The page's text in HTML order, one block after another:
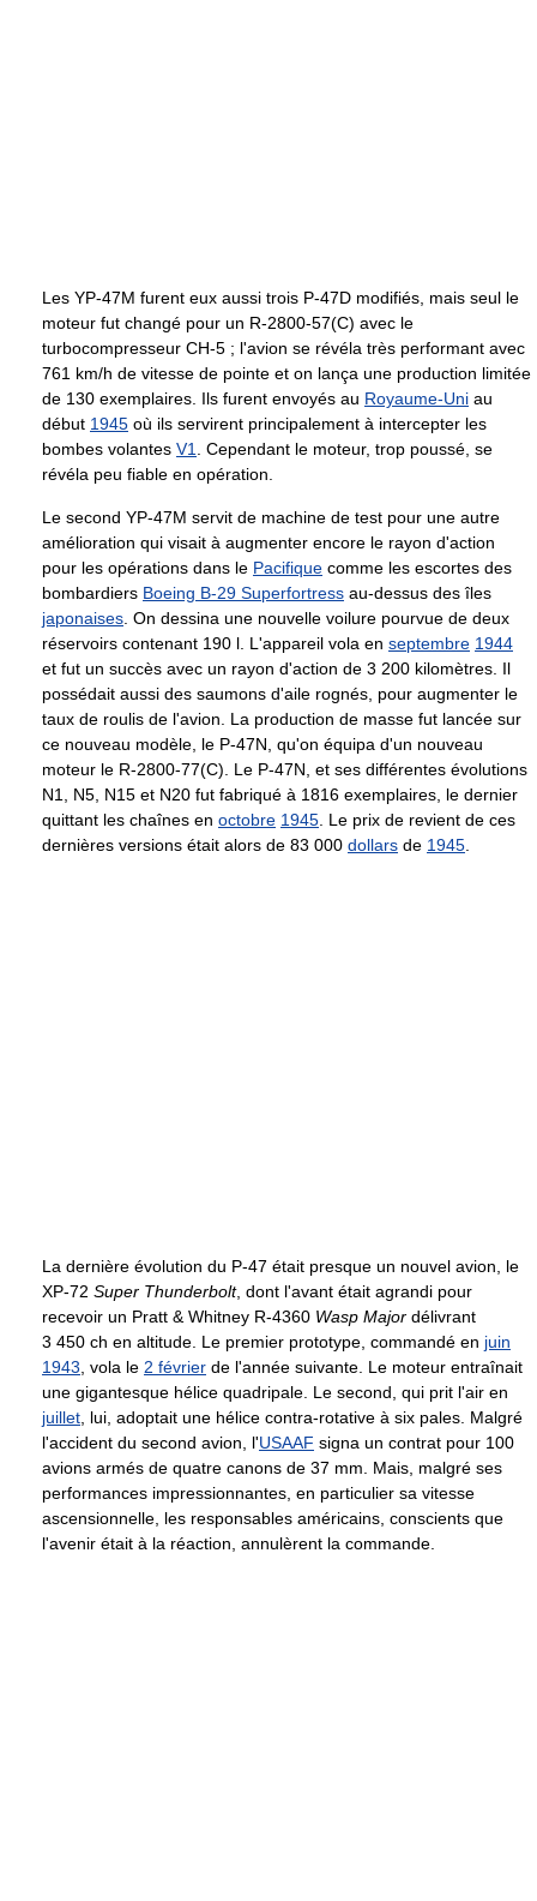
Les YP-47M furent eux aussi trois P-47D modifiés, mais seul le
moteur fut changé pour un R-2800-57(C) avec le
turbocompresseur CH-5 ; l'avion se révéla très performant avec
761 km/h de vitesse de pointe et on lança une production limitée
de 130 exemplaires. Ils furent envoyés au Royaume-Uni au
début 1945 où ils servirent principalement à intercepter les
bombes volantes V1
. Cependant le moteur, trop poussé, se
révéla peu fiable en opération.
Le second YP-47M servit de machine de test pour une autre
amélioration qui visait à augmenter encore le rayon d'action
pour les opérations dans le Pacifique comme les escortes des
bombardiers Boeing B-29 Superfortress au-dessus des îles
japonaises . On dessina une nouvelle voilure pourvue de deux
réservoirs contenant 190 l . L'appareil vola en septembre 1944
et fut un succès avec un rayon d'action de 3 200 kilomètres. Il
possédait aussi des saumons d'aile rognés, pour augmenter le
taux de roulis de l'avion. La production de masse fut lancée sur
ce nouveau modèle, le P-47N, qu'on équipa d'un nouveau
moteur le R-2800-77(C). Le P-47N, et ses différentes évolutions
N1, N5, N15 et N20 fut fabriqué à 1816 exemplaires, le dernier
quittant les chaînes en octobre 1945 . Le prix de revient de ces
dernières versions était alors de 83 000 dollars de 1945
La dernière évolution du P-47 était presque un nouvel avion, le
XP-72 Super Thunderbolt, dont l'avant était agrandi pour
recevoir un Pratt & Whitney R-4360 Wasp Major délivrant
3 450 ch en altitude. Le premier prototype, commandé en juin
1943 , vola le 2 février de l'année suivante. Le moteur entraînait
une gigantesque hélice quadripale. Le second, qui prit l'air en
juillet , lui, adoptait une hélice contra-rotative à six pales. Malgré
l'accident du second avion, l'USAAF signa un contrat pour 100
avions armés de quatre canons de 37 mm . Mais, malgré ses
performances impressionnantes, en particulier sa vitesse
ascensionnelle, les responsables américains, conscients que
l'avenir était à la réaction, annulèrent la commande.